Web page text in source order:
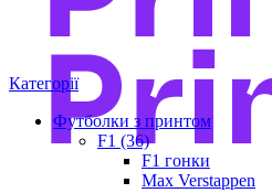
Категорії
Футболки з принтом
F1 (36)
F1 гонки
Max Verstappen